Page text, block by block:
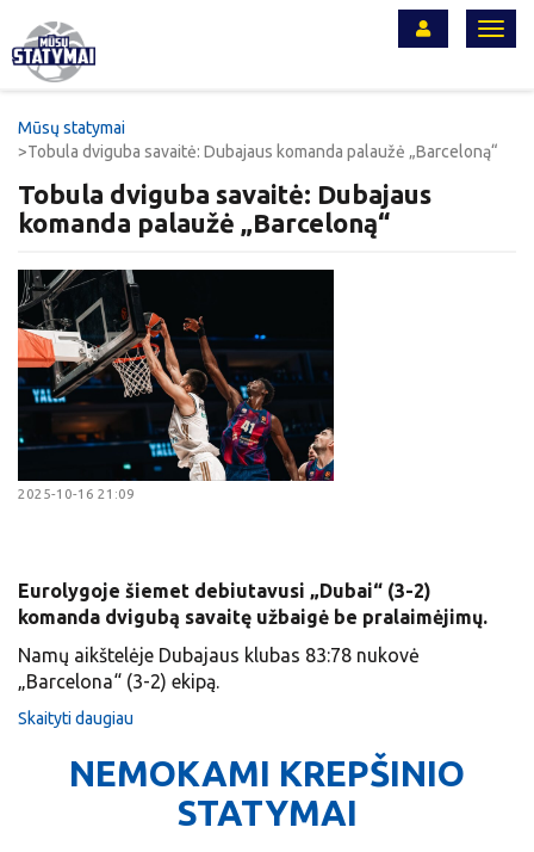
Mūsų statymai
Tobula dviguba savaitė: Dubajaus komanda palaužė „Barceloną“
Tobula dviguba savaitė: Dubajaus
komanda palaužė „Barceloną“
2025-10-16 21:09
Eurolygoje šiemet debiutavusi „Dubai“ (3-2)
komanda dvigubą savaitę užbaigė be pralaimėjimų.
Namų aikštelėje Dubajaus klubas 83:78 nukovė
„Barcelona“ (3-2) ekipą.
Skaityti daugiau
NEMOKAMI KREPŠINIO
STATYMAI